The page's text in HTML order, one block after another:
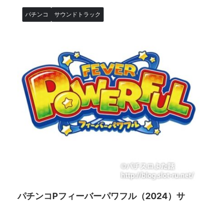
パチンコ サウンドトラック
パチンコPフィーバーパワフル（2024）サ